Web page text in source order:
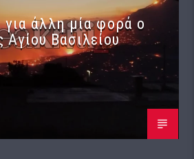
για άλλη μία φορά ο
Βασιλείου